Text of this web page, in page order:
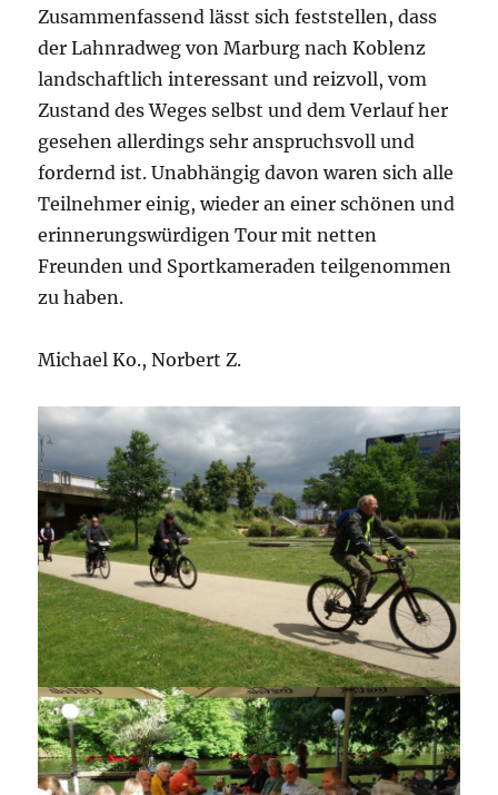
Zusammenfassend lässt sich feststellen, dass
der Lahnradweg von Marburg nach Koblenz
landschaftlich interessant und reizvoll, vom
Zustand des Weges selbst und dem Verlauf her
gesehen allerdings sehr anspruchsvoll und
fordernd ist. Unabhängig davon waren sich alle
Teilnehmer einig, wieder an einer schönen und
erinnerungswürdigen Tour mit netten
Freunden und Sportkameraden teilgenommen
zu haben.
Michael Ko., Norbert Z.